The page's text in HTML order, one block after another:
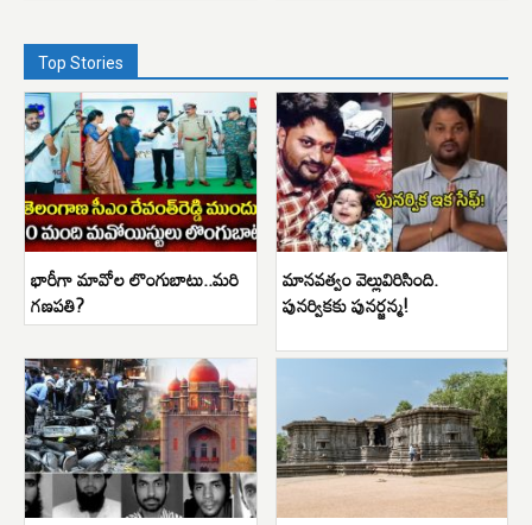
Top Stories
భారీగా మావోల లొంగుబాటు..మరి
గణపతి?
మానవత్వం వెల్లువిరిసింది.
పునర్వికకు పునర్జన్మ!